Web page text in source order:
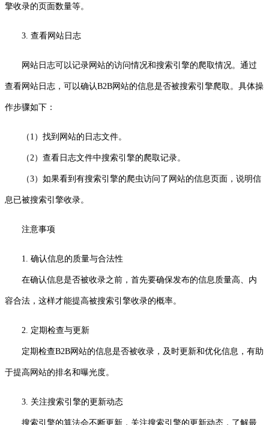
擎收录的页面数量等。
3. 查看网站日志
网站日志可以记录网站的访问情况和搜索引擎的爬取情况。通过
查看网站日志，可以确认B2B网站的信息是否被搜索引擎爬取。具体操
作步骤如下：
（1）找到网站的日志文件。
（2）查看日志文件中搜索引擎的爬取记录。
（3）如果看到有搜索引擎的爬虫访问了网站的信息页面，说明信
息已被搜索引擎收录。
注意事项
1. 确认信息的质量与合法性
在确认信息是否被收录之前，首先要确保发布的信息质量高、内
容合法，这样才能提高被搜索引擎收录的概率。
2. 定期检查与更新
定期检查B2B网站的信息是否被收录，及时更新和优化信息，有助
于提高网站的排名和曝光度。
3. 关注搜索引擎的更新动态
搜索引擎的算法会不断更新，关注搜索引擎的更新动态，了解最